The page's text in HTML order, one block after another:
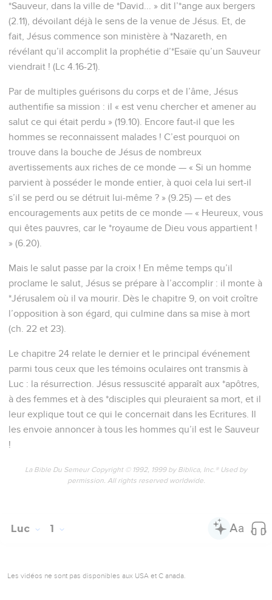
*Sauveur, dans la ville de *David... » dit l’*ange aux bergers
(2.11), dévoilant déjà le sens de la venue de Jésus. Et, de
fait, Jésus commence son ministère à *Nazareth, en
révélant qu’il accomplit la prophétie d’*Esaïe qu’un Sauveur
viendrait ! (Lc 4.16-21).
Par de multiples guérisons du corps et de l’âme, Jésus
authentifie sa mission : il « est venu chercher et amener au
salut ce qui était perdu » (19.10). Encore faut-il que les
hommes se reconnaissent malades ! C’est pourquoi on
trouve dans la bouche de Jésus de nombreux
avertissements aux riches de ce monde — « Si un homme
parvient à posséder le monde entier, à quoi cela lui sert-il
s’il se perd ou se détruit lui-même ? » (9.25) — et des
encouragements aux petits de ce monde — « Heureux, vous
qui êtes pauvres, car le *royaume de Dieu vous appartient !
» (6.20).
Mais le salut passe par la croix ! En même temps qu’il
proclame le salut, Jésus se prépare à l’accomplir : il monte à
*Jérusalem où il va mourir. Dès le chapitre 9, on voit croître
l’opposition à son égard, qui culmine dans sa mise à mort
(ch. 22 et 23).
Le chapitre 24 relate le dernier et le principal événement
parmi tous ceux que les témoins oculaires ont transmis à
Luc : la résurrection. Jésus ressuscité apparaît aux *apôtres,
à des femmes et à des *disciples qui pleuraient sa mort, et il
leur explique tout ce qui le concernait dans les Ecritures. Il
les envoie annoncer à tous les hommes qu’il est le Sauveur
!
La Bible Du Semeur Copyright © 1992, 1999 by Biblica, Inc.® Used by
permission. All rights reserved worldwide.
Luc 1
Les vidéos ne sont pas disponibles aux USA et C anada.